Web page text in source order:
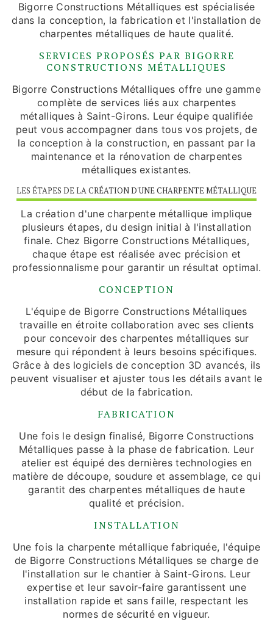
Bigorre Constructions Métalliques est spécialisée
dans la conception, la fabrication et l'installation de
charpentes métalliques de haute qualité.
SERVICES PROPOSÉS PAR BIGORRE
CONSTRUCTIONS MÉTALLIQUES
Bigorre Constructions Métalliques offre une gamme
complète de services liés aux charpentes
métalliques à Saint-Girons. Leur équipe qualifiée
peut vous accompagner dans tous vos projets, de
la conception à la construction, en passant par la
maintenance et la rénovation de charpentes
métalliques existantes.
LES ÉTAPES DE LA CRÉATION D'UNE CHARPENTE MÉTALLIQUE
La création d'une charpente métallique implique
plusieurs étapes, du design initial à l'installation
finale. Chez Bigorre Constructions Métalliques,
chaque étape est réalisée avec précision et
professionnalisme pour garantir un résultat optimal.
CONCEPTION
L'équipe de Bigorre Constructions Métalliques
travaille en étroite collaboration avec ses clients
pour concevoir des charpentes métalliques sur
mesure qui répondent à leurs besoins spécifiques.
Grâce à des logiciels de conception 3D avancés, ils
peuvent visualiser et ajuster tous les détails avant le
début de la fabrication.
FABRICATION
Une fois le design finalisé, Bigorre Constructions
Métalliques passe à la phase de fabrication. Leur
atelier est équipé des dernières technologies en
matière de découpe, soudure et assemblage, ce qui
garantit des charpentes métalliques de haute
qualité et précision.
INSTALLATION
Une fois la charpente métallique fabriquée, l'équipe
de Bigorre Constructions Métalliques se charge de
l'installation sur le chantier à Saint-Girons. Leur
expertise et leur savoir-faire garantissent une
installation rapide et sans faille, respectant les
normes de sécurité en vigueur.